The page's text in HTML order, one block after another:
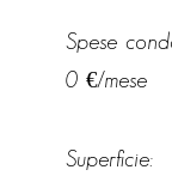
vetrate,
notte, al
vasca
Spese
0 €/mese
Superficie: